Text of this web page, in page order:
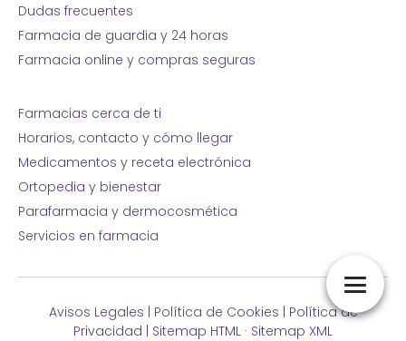
Dudas frecuentes
Farmacia de guardia y 24 horas
Farmacia online y compras seguras
Farmacias cerca de ti
Horarios, contacto y cómo llegar
Medicamentos y receta electrónica
Ortopedia y bienestar
Parafarmacia y dermocosmética
Servicios en farmacia
Avisos Legales | Política de Cookies | Política de
Privacidad | Sitemap HTML · Sitemap XML